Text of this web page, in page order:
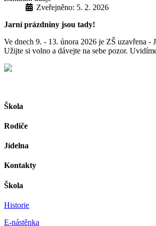
Zveřejněno: 5. 2. 2026
Jarní prázdniny jsou tady!
Ve dnech 9. - 13. února 2026 je ZŠ uzavřena
Užijte si volno a dávejte na sebe pozor.
Škola
Rodiče
Jídelna
Kontakty
Škola
Historie
E-nástěnka